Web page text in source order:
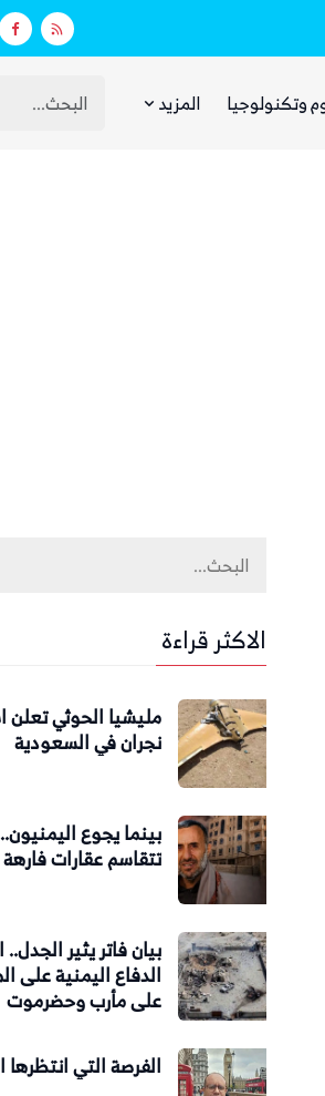
تتقاسم عقارات فارهة بأموال الفقراء
وتكنولوجيا المزيد
الاكثر قراءة
مليشيا الحوثي
نجران في السعودية
بينما يجوع
تتقاسم عقارات فارهة
بيان فاتر يثير الجدل..
الدفاع اليمنية على
على مأرب وحضرموت
الفرصة التي انتظرها